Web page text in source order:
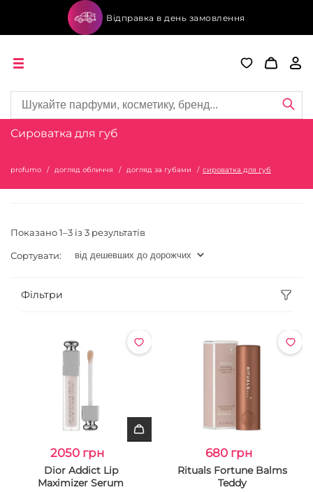
Відправка в день замовлення
Сироватка для губ
profumo догляд обличчя догляд за губами сироватка для губ
Показано 1–3 із 3 результатів
Сортувати:
Фільтри
2050 грн
Dior Addict Lip
Maximizer Serum
680 грн
Rituals Fortune Balms
Teddy